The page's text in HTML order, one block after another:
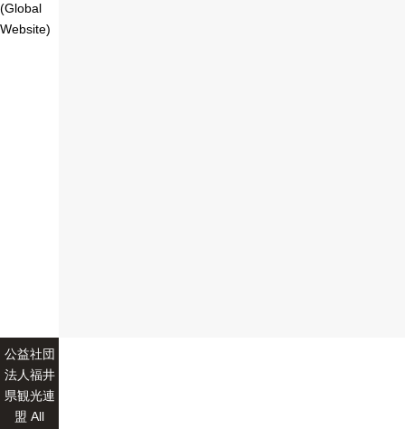
(Global
Website)
公益社団
法人福井
県観光連
盟 All